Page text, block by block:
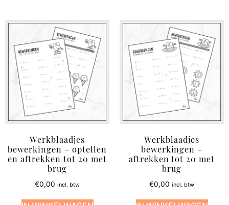
Werkblaadjes
bewerkingen – optellen
en aftrekken tot 20 met
brug
€0,00 incl. btw
Werkblaadjes
bewerkingen –
aftrekken tot 20 met
brug
€0,00 incl. btw